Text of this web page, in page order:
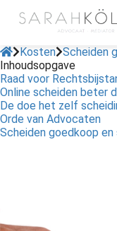
Kosten Scheiden
Inhoudsopgave
Raad voor
Online scheiden beter
De doe het zelf
Orde van Advocaten
Scheiden goedkoop en